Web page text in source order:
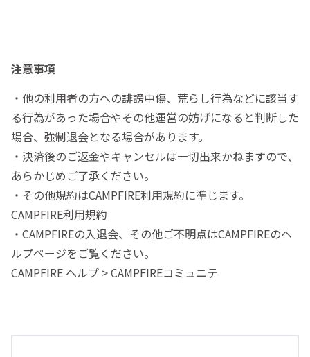
注意事項
・他の利用者の方への誹謗中傷、荒らし行為などに該当す
る行為があった場合やその他運営の妨げになると判断した
場合、強制退会となる場合があります。
・決済後のご返金やキャンセルは一切出来かねますので、
あらかじめご了承ください。
・その他規約はCAMPFIRE利用規約に準じます。
CAMPFIRE利用規約
・CAMPFIREの入退会、その他ご不明点はCAMPFIREのヘ
ルプページをご覧ください。
CAMPFIRE ヘルプ > CAMPFIREコミュニテ